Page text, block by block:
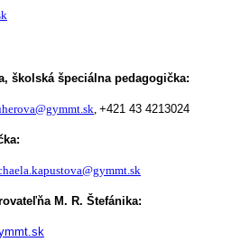
školská špeciálna pedagogička:
+421 43 4213024
M. R. Štefánika: